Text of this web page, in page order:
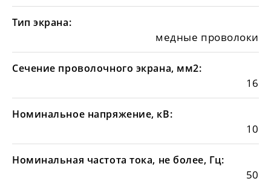
Тип экрана:
медные проволоки
Сечение проволочного экрана, мм2:
16
Номинальное напряжение, кВ:
10
Номинальная частота тока, не более, Гц:
50